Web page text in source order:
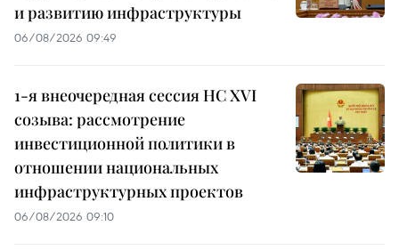
и развитию инфраструктуры
06/08/2026 09:49
1-я внеочередная сессия НС XVI
созыва: рассмотрение
инвестиционной политики в
отношении национальных
инфраструктурных проектов
06/08/2026 09:10